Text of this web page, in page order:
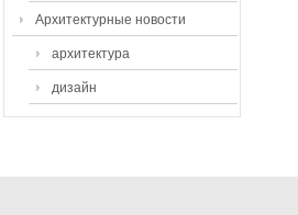
Архитектурные новости
архитектура
дизайн